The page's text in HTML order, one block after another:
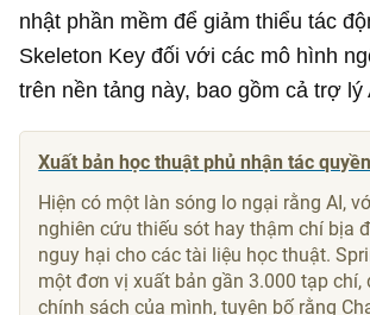
nhật phần mềm để giảm thiểu tác
Skeleton Key đối với các mô hình
trên nền tảng này, bao gồm cả trợ lý
Xuất bản học thuật phủ nhận tác
Hiện có một làn sóng lo ngại rằng AI,
nghiên cứu thiếu sót hay thậm chí bịa
nguy hại cho các tài liệu học thuật.
một đơn vị xuất bản gần 3.000 tạp chí,
chính sách của mình, tuyên bố rằng